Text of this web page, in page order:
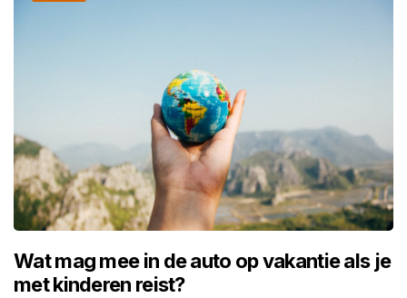
Wat mag mee in de auto op vakantie als je
met kinderen reist?